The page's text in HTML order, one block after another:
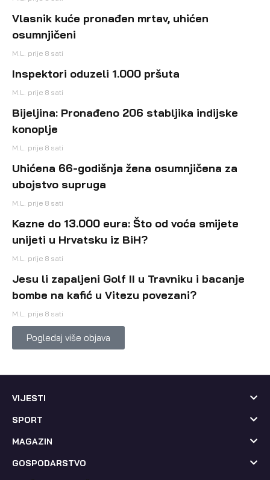
Vlasnik kuće pronađen mrtav, uhićen
osumnjičeni
M.L. prije 8 sati
Inspektori oduzeli 1.000 pršuta
M.L. prije 8 sati
Bijeljina: Pronađeno 206 stabljika indijske
konoplje
M.L. prije 8 sati
Uhićena 66-godišnja žena osumnjičena za
ubojstvo supruga
M.L. prije 8 sati
Kazne do 13.000 eura: Što od voća smijete
unijeti u Hrvatsku iz BiH?
M.L. prije 8 sati
Jesu li zapaljeni Golf II u Travniku i bacanje
bombe na kafić u Vitezu povezani?
M.L. prije 8 sati
Pogledaj više objava
VIJESTI
SPORT
MAGAZIN
GOSPODARSTVO